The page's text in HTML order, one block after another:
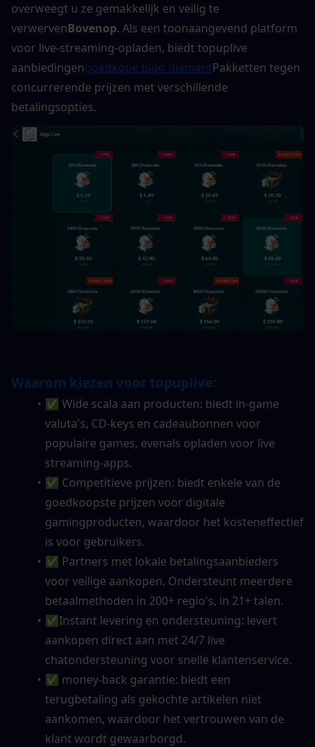
overweegt u ze gemakkelijk en veilig te
verwervenBovenop. Als een toonaangevend platform
voor live-streaming-opladen, biedt topuplive
aanbiedingengoedkope bigo diamantPakketten tegen
concurrerende prijzen met verschillende
betalingsopties.
Waarom kiezen voor topuplive:
✅ Wide scala aan producten: biedt in-game
valuta's, CD-keys en cadeaubonnen voor
populaire games, evenals opladen voor live
streaming-apps.
✅ Competitieve prijzen: biedt enkele van de
goedkoopste prijzen voor digitale
gamingproducten, waardoor het kosteneffectief
is voor gebruikers.
✅ Partners met lokale betalingsaanbieders
voor veilige aankopen. Ondersteunt meerdere
betaalmethoden in 200+ regio's, in 21+ talen.
✅Instant levering en ondersteuning: levert
aankopen direct aan met 24/7 live
chatondersteuning voor snelle klantenservice.
✅ money-back garantie: biedt een
terugbetaling als gekochte artikelen niet
aankomen, waardoor het vertrouwen van de
klant wordt gewaarborgd.